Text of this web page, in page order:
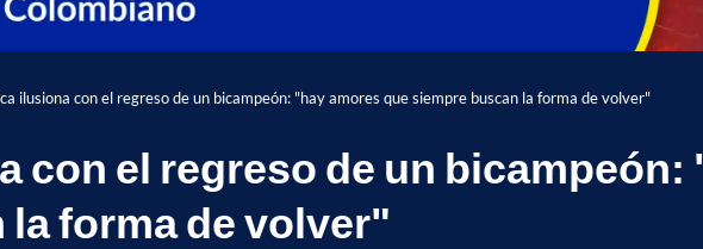
ilusiona con el regreso de un bicampeón: "hay amores que siempre buscan la forma de volver"
con el regreso de un bicampeón:
forma de volver"